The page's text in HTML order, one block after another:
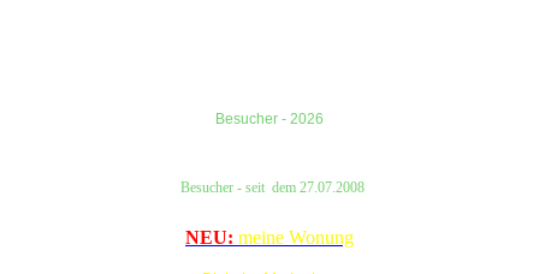
Besucher - 2026
Besucher - seit dem27.07.2008
NEU: meine Wonung